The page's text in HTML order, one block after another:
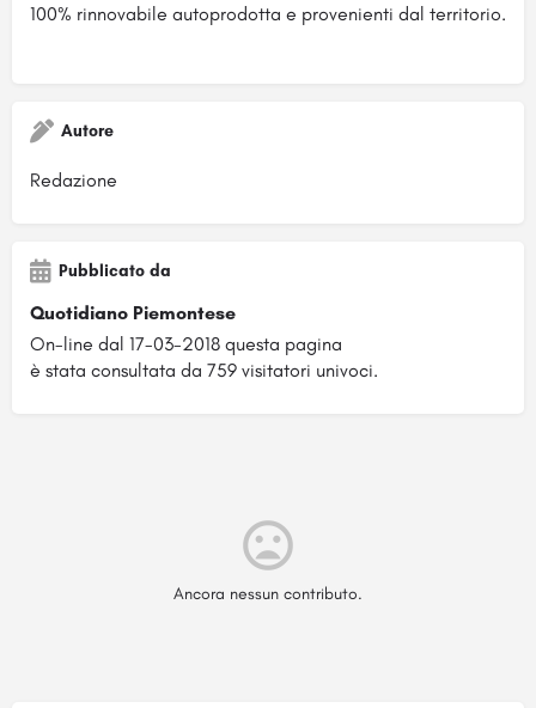
100% rinnovabile autoprodotta e provenienti dal territorio.
Autore
Redazione
Pubblicato da
Quotidiano Piemontese
On-line dal 17-03-2018 questa pagina
è stata consultata da 759 visitatori univoci.
Ancora nessun contributo.